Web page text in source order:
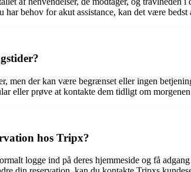
behov for akut assistance, kan det være
men der kan være begrænset eller ingen
eller prøve at kontakte dem tidligt om
hos Tripx?
logge ind på deres hjemmeside og få